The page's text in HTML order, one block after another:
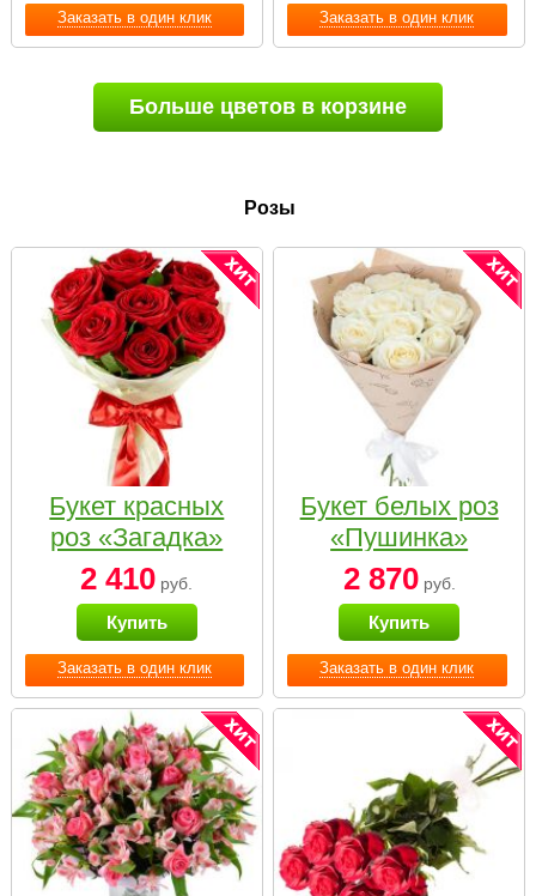
Заказать в один клик Заказать в один клик
Больше цветов в корзине
Розы
Заказать в один клик
Букет красных
роз «Загадка»
2 410 руб.
Купить
Заказать в один клик
Букет белых роз
«Пушинка»
2 870руб.
Купить